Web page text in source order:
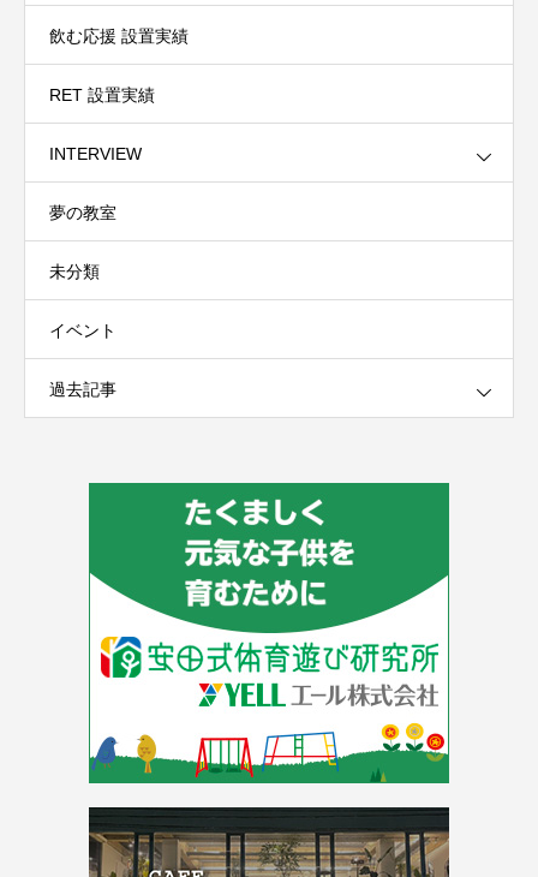
飲む応援 設置実績
RET 設置実績
INTERVIEW
夢の教室
未分類
イベント
過去記事